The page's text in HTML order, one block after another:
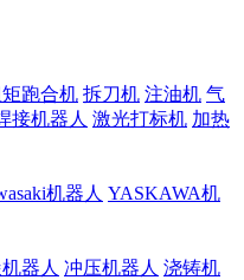
跑合机 拆刀机 注油机 气
接机器人 激光打标机 加热
机器人 YASKAWA机
器人 冲压机器人 浇铸机